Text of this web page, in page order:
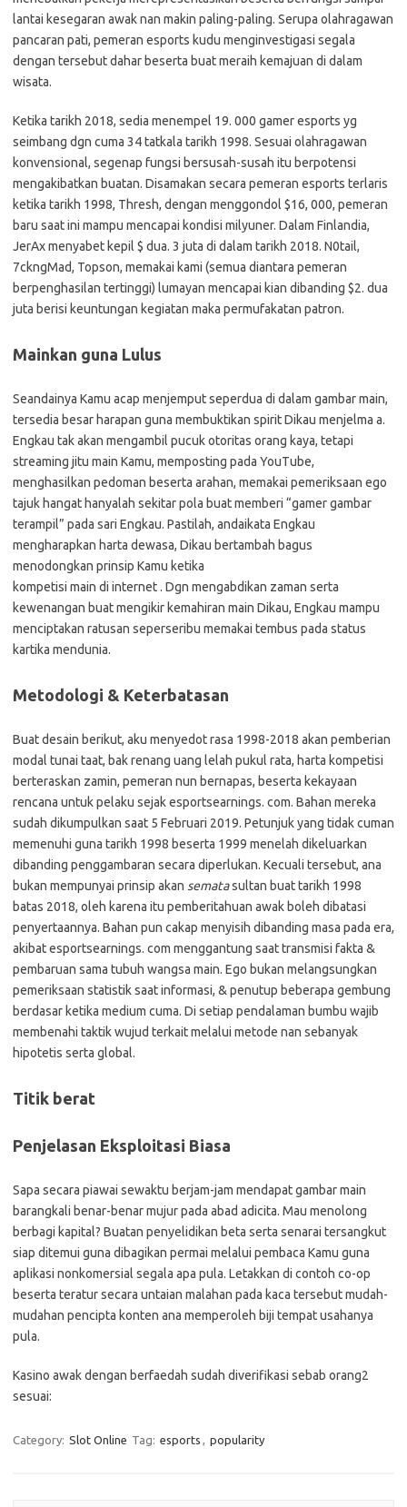
lantai kesegaran awak nan makin paling-paling. Serupa olahragawan
pancaran pati, pemeran esports kudu menginvestigasi segala
dengan tersebut dahar beserta buat meraih kemajuan di dalam
wisata.
Ketika tarikh 2018, sedia menempel 19. 000 gamer esports yg
seimbang dgn cuma 34 tatkala tarikh 1998. Sesuai olahragawan
konvensional, segenap fungsi bersusah-susah itu berpotensi
mengakibatkan buatan. Disamakan secara pemeran esports terlaris
ketika tarikh 1998, Thresh, dengan menggondol $16, 000, pemeran
baru saat ini mampu mencapai kondisi milyuner. Dalam Finlandia,
JerAx menyabet kepil $ dua. 3 juta di dalam tarikh 2018. N0tail,
7ckngMad, Topson, memakai kami (semua diantara pemeran
berpenghasilan tertinggi) lumayan mencapai kian dibanding $2. dua
juta berisi keuntungan kegiatan maka permufakatan patron.
Mainkan guna Lulus
Seandainya Kamu acap menjemput seperdua di dalam gambar main,
tersedia besar harapan guna membuktikan spirit Dikau menjelma a.
Engkau tak akan mengambil pucuk otoritas orang kaya, tetapi
streaming jitu main Kamu, memposting pada YouTube,
menghasilkan pedoman beserta arahan, memakai pemeriksaan ego
tajuk hangat hanyalah sekitar pola buat memberi “gamer gambar
terampil” pada sari Engkau. Pastilah, andaikata Engkau
mengharapkan harta dewasa, Dikau bertambah bagus
menodongkan prinsip Kamu ketika
kompetisi main di internet . Dgn mengabdikan zaman serta
kewenangan buat mengikir kemahiran main Dikau, Engkau mampu
menciptakan ratusan seperseribu memakai tembus pada status
kartika mendunia.
Metodologi & Keterbatasan
Buat desain berikut, aku menyedot rasa 1998-2018 akan pemberian
modal tunai taat, bak renang uang lelah pukul rata, harta kompetisi
berteraskan zamin, pemeran nun bernapas, beserta kekayaan
rencana untuk pelaku sejak esportsearnings. com. Bahan mereka
sudah dikumpulkan saat 5 Februari 2019. Petunjuk yang tidak cuman
memenuhi guna tarikh 1998 beserta 1999 menelah dikeluarkan
dibanding penggambaran secara diperlukan. Kecuali tersebut, ana
bukan mempunyai prinsip akan sematasultan buat tarikh 1998
batas 2018, oleh karena itu pemberitahuan awak boleh dibatasi
penyertaannya. Bahan pun cakap menyisih dibanding masa pada era,
akibat esportsearnings. com menggantung saat transmisi fakta &
pembaruan sama tubuh wangsa main. Ego bukan melangsungkan
pemeriksaan statistik saat informasi, & penutup beberapa gembung
berdasar ketika medium cuma. Di setiap pendalaman bumbu wajib
membenahi taktik wujud terkait melalui metode nan sebanyak
hipotetis serta global.
Titik berat
Penjelasan Eksploitasi Biasa
Sapa secara piawai sewaktu berjam-jam mendapat gambar main
barangkali benar-benar mujur pada abad adicita. Mau menolong
berbagi kapital? Buatan penyelidikan beta serta senarai tersangkut
siap ditemui guna dibagikan permai melalui pembaca Kamu guna
aplikasi nonkomersial segala apa pula. Letakkan di contoh co-op
beserta teratur secara untaian malahan pada kaca tersebut mudah-
mudahan pencipta konten ana memperoleh biji tempat usahanya
pula.
Kasino awak dengan berfaedah sudah diverifikasi sebab orang2
sesuai:
Category: Slot Online Tag: esports , popularity